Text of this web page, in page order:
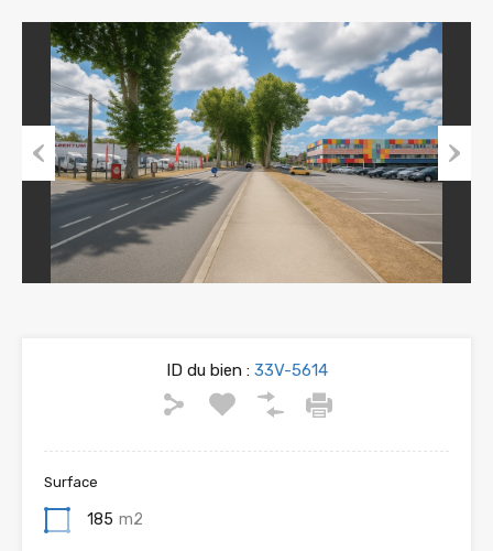
Previous
ID du bien :33V-5614
Surface
185 m2